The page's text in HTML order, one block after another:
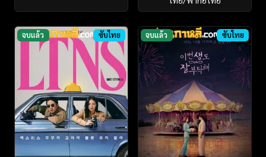
จบแล้ว ซับไทย จบแล้ว ซับไทย